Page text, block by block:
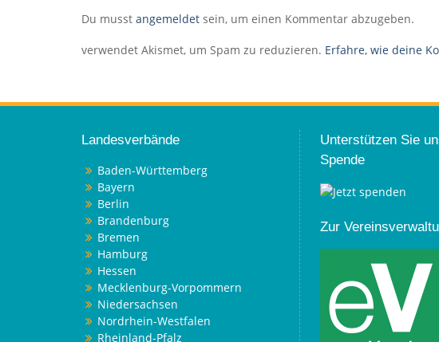
Du musst angemeldet sein, um einen Kommentar abzugeben.
verwendet Akismet, um Spam zu reduzieren. Erfahre, wie deine
Landesverbände
Baden-Württemberg
Bayern
Berlin
Brandenburg
Bremen
Hamburg
Hessen
Mecklenburg-Vorpommern
Niedersachsen
Nordrhein-Westfalen
Rheinland-Pfalz
Unterstützen Sie
Spende
Zur